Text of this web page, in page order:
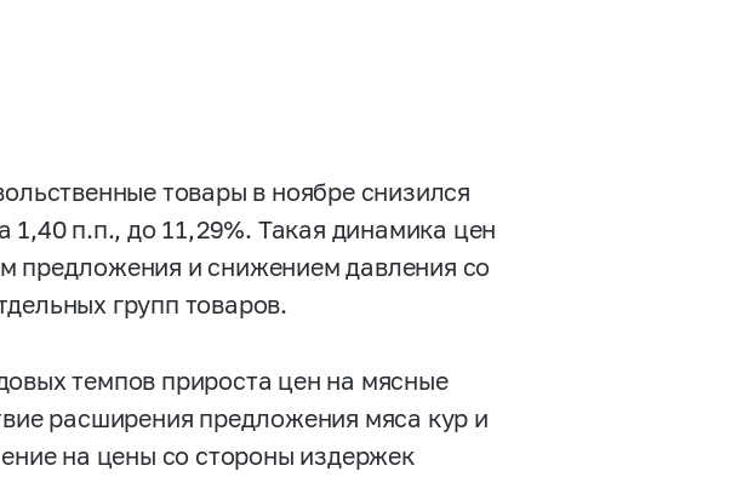
товары в ноябре снизился
п.п., до 11,29%. Такая динамика цен
предложения и снижением давления со
групп товаров.
темпов прироста цен на мясные
расширения предложения мяса кур и
на цены со стороны издержек